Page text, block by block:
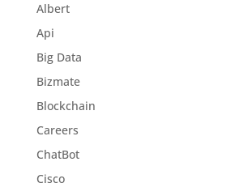
Albert
Api
Big Data
Bizmate
Blockchain
Careers
ChatBot
Cisco